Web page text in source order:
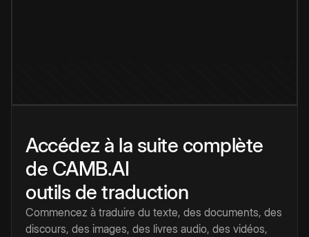
Accédez à la suite complète
de CAMB.AI
outils de traduction
Commencez à traduire du texte, des documents, des
discours, des images, des livres audio, des vidéos,